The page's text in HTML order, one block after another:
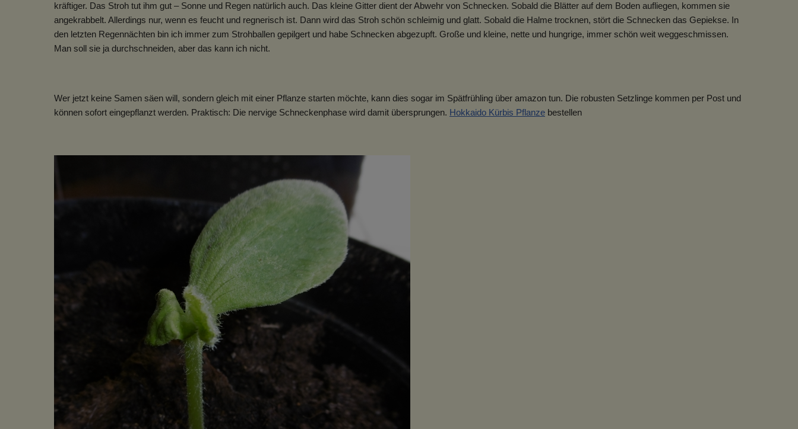
kräftiger. Das Stroh tut ihm gut – Sonne und Regen natürlich auch. Das kleine Gitter dient der Abwehr von Schnecken. Sobald die Blätter auf dem Boden aufliegen, kommen sie
angekrabbelt. Allerdings nur, wenn es feucht und regnerisch ist. Dann wird das Stroh schön schleimig und glatt. Sobald die Halme trocknen, stört die Schnecken das Gepiekse. In
den letzten Regennächten bin ich immer zum Strohballen gepilgert und habe Schnecken abgezupft. Große und kleine, nette und hungrige, immer schön weit weggeschmissen.
Man soll sie ja durchschneiden, aber das kann ich nicht.
Wer jetzt keine Samen säen will, sondern gleich mit einer Pflanze starten möchte, kann dies sogar im Spätfrühling über amazon tun. Die robusten Setzlinge kommen per Post und
können sofort eingepflanzt werden. Praktisch: Die nervige Schneckenphase wird damit übersprungen. Hokkaido Kürbis Pflanze bestellen